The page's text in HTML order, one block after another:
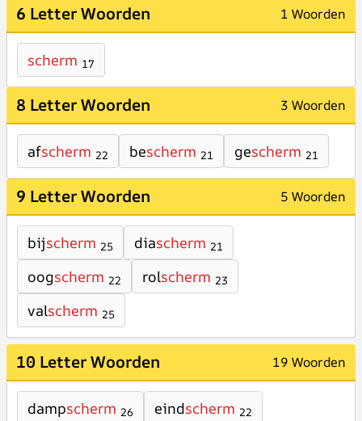
6 Letter Woorden 1 Woorden
scherm 17
8 Letter Woorden 3 Woorden
afscherm 22 bescherm 21 gescherm 21
9 Letter Woorden 5 Woorden
bijscherm 25 diascherm 21
oogscherm 22 rolscherm 23
valscherm 25
10 Letter Woorden 19 Woorden
dampscherm 26 eindscherm 22